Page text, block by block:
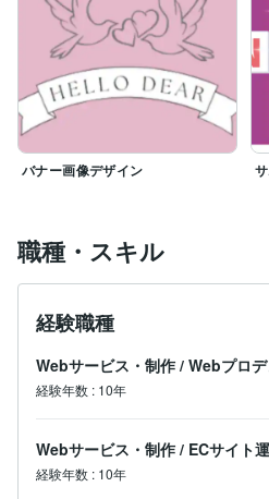
バナー画像デザイン
職種・スキル
経験職種
Webサービス・制作 / Webプロ
経験年数 : 10年
Webサービス・制作 / ECサイト
経験年数 : 10年